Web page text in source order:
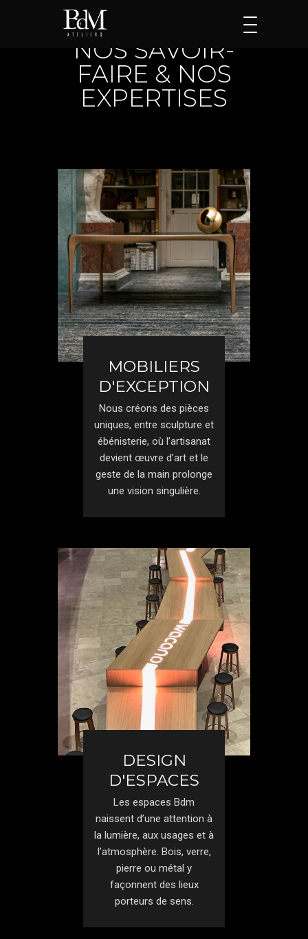
NOS SAVOIR-
FAIRE & NOS
EXPERTISES
MOBILIERS
D'EXCEPTION
Nous créons des pièces
uniques, entre sculpture et
ébénisterie, où l’artisanat
devient œuvre d’art et le
geste de la main prolonge
une vision singulière.
DESIGN
D'ESPACES
Les espaces Bdm
naissent d’une attention à
la lumière, aux usages et à
l’atmosphère. Bois, verre,
pierre ou métal y
façonnent des lieux
porteurs de sens.